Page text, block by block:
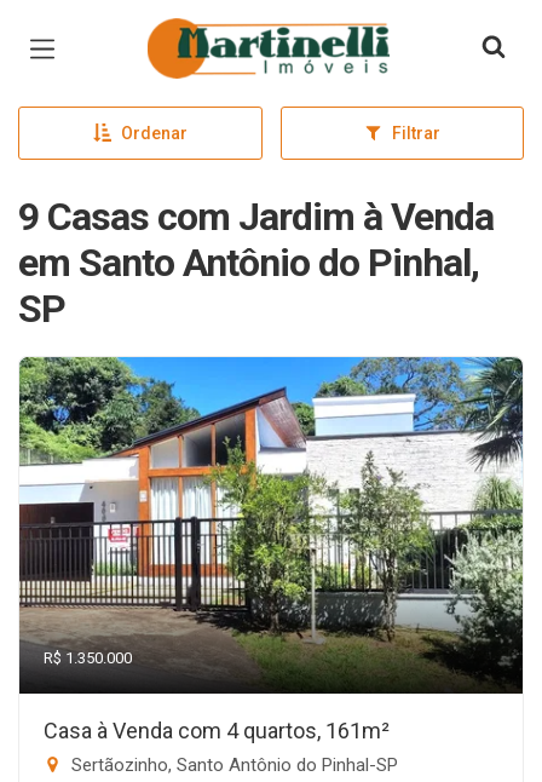
Página inicial
Ordenar Filtrar
9 Casas com Jardim à Venda
em Santo Antônio do Pinhal,
SP
R$ 1.350.000
Casa à Venda com 4 quartos, 161m²
Sertãozinho, Santo Antônio do Pinhal-SP